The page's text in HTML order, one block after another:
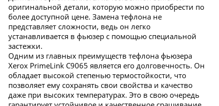
оригинальной детали, которую можно приобрести по
более доступной цене. Замена тефлона не
представляет сложности, ведь он легко
устанавливается в фьюзер с помощью специальной
застежки.
Одним из главных преимуществ тефлона фьюзера
Xerox PrimeLink C9065 является его долговечность. Он
обладает высокой степенью термостойкости, что
позволяет ему сохранять свои свойства и качество
даже при высоких температурах. Это в свою очередь